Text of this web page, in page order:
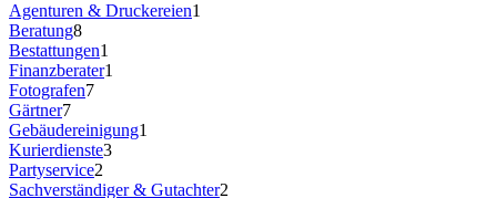
Agenturen & Druckereien1
Beratung8
Bestattungen1
Finanzberater1
Fotografen7
Gärtner7
Gebäudereinigung1
Kurierdienste3
Partyservice2
Sachverständiger & Gutachter2